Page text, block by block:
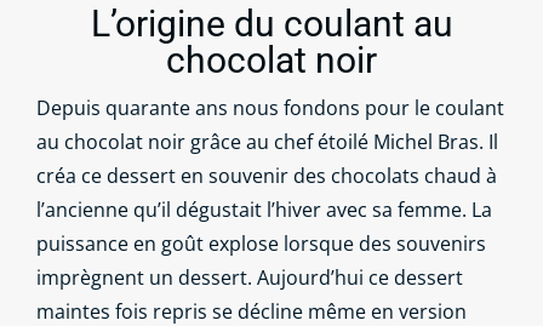
L’origine du coulant au
chocolat noir
Depuis quarante ans nous fondons pour le coulant
au chocolat noir grâce au chef étoilé Michel Bras. Il
créa ce dessert en souvenir des chocolats chaud à
l’ancienne qu’il dégustait l’hiver avec sa femme. La
puissance en goût explose lorsque des souvenirs
imprègnent un dessert. Aujourd’hui ce dessert
maintes fois repris se décline même en version